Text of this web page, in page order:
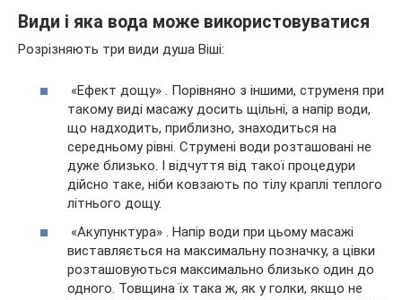
Види і яка вода може використовуватися
Розрізняють три види душа Віші:
«Ефект дощу» . Порівняно з іншими, струменя при
такому виді масажу досить щільні, а напір води,
що надходить, приблизно, знаходиться на
середньому рівні. Струмені води розташовані не
дуже близько. І відчуття від такої процедури
дійсно таке, ніби ковзають по тілу краплі теплого
літнього дощу.
«Акупунктура» . Напір води при цьому масажі
виставляється на максимальну позначку, а цівки
розташовуються максимально близько один до
одного. Товщина їх така ж, як у голки, якщо не